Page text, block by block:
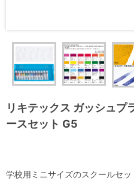
リキテックス ガッシュプ
ースセット G5
学校用ミニサイズのスクールセッ